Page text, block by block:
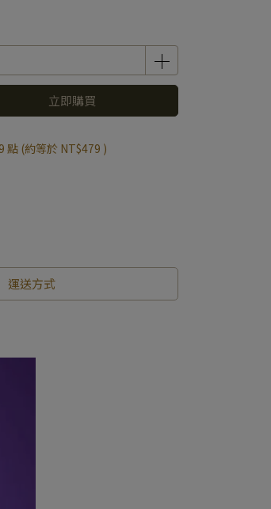
立即購買
點 (約等於 NT$479 )
運送方式